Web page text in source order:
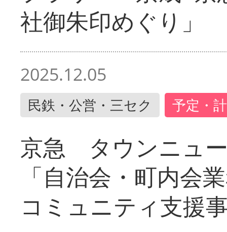
社御朱印めぐり」
2025.12.05
民鉄・公営・三セク 予定・
京急 タウンニュ
「自治会・町内会
コミュニティ支援